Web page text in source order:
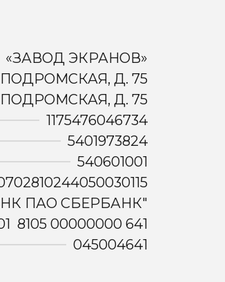
«ЗАВОД ЭКРАНОВ»
Д. 75
Д. 75
1175476046734
5401973824
540601001
ПАО СБЕРБАНК"
8105 00000000 641
045004641